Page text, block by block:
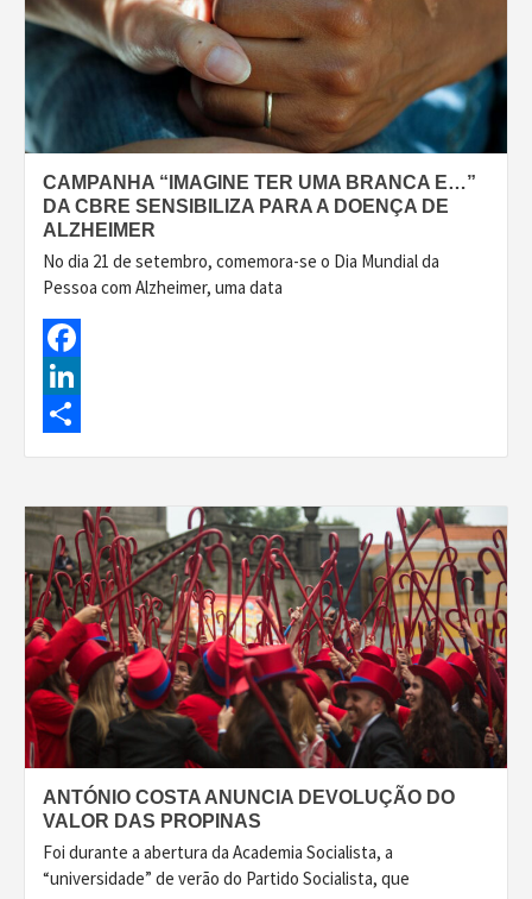
CAMPANHA “IMAGINE TER UMA BRANCA E…”
DA CBRE SENSIBILIZA PARA A DOENÇA DE
ALZHEIMER
No dia 21 de setembro, comemora-se o Dia Mundial da
Pessoa com Alzheimer, uma data
Facebook
LinkedIn
Share
ANTÓNIO COSTA ANUNCIA DEVOLUÇÃO DO
VALOR DAS PROPINAS
Foi durante a abertura da Academia Socialista, a
“universidade” de verão do Partido Socialista, que